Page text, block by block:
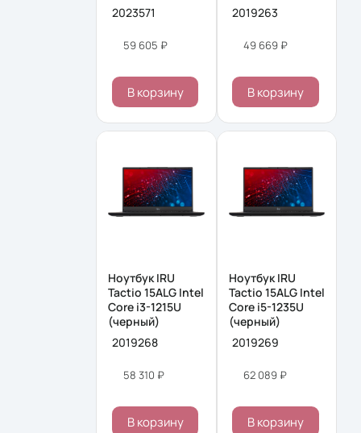
2023571
59 605 ₽
В корзину
2019263
49 669 ₽
В корзину
Ноутбук IRU
Tactio 15ALG Intel
Core i3-1215U
(черный)
2019268
58 310 ₽
В корзину
Ноутбук IRU
Tactio 15ALG Intel
Core i5-1235U
(черный)
2019269
62 089 ₽
В корзину